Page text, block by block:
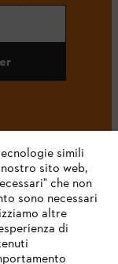
simili
sito web,
che non
sono necessari
altre
di